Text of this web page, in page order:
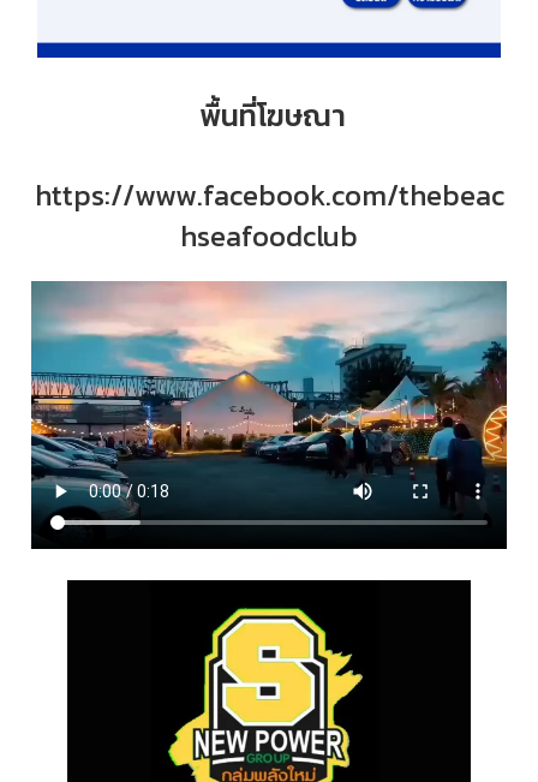
พื้นที่โฆษณา
https://www.facebook.com/thebeac
hseafoodclub